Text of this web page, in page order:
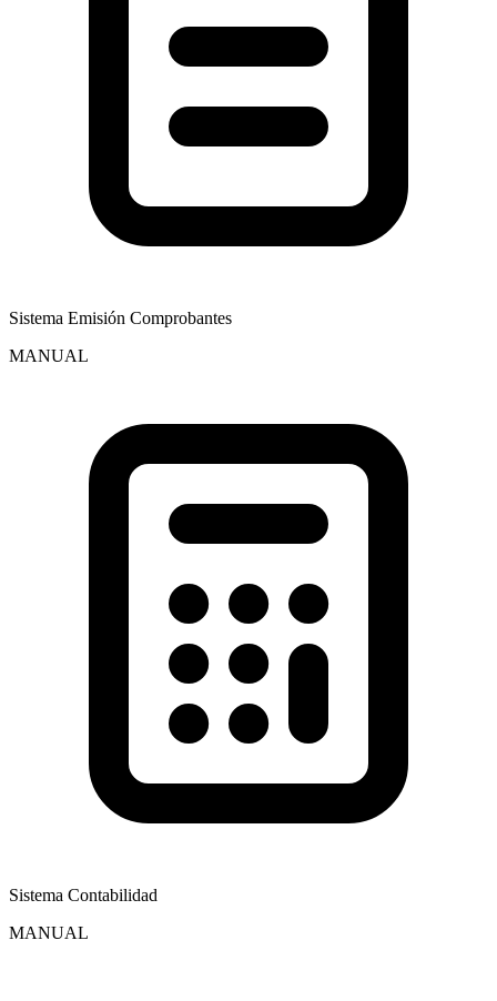
Sistema Emisión Comprobantes
MANUAL
Sistema Contabilidad
MANUAL